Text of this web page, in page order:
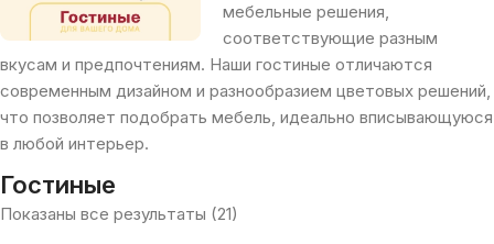
мебельные решения,
соответствующие разным
вкусам и предпочтениям. Наши гостиные отличаются
современным дизайном и разнообразием цветовых решений,
что позволяет подобрать мебель, идеально вписывающуюся
в любой интерьер.
Гостиные
Показаны все результаты (21)